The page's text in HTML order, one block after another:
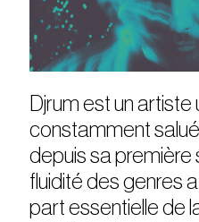
Djrum est un
constamment
depuis sa première
fluidité des genres
part essentielle de